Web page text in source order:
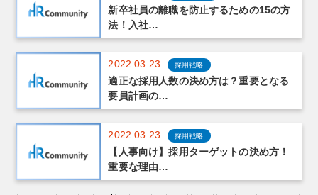
新卒社員の離職を防止するための15の方
法！入社…
2022.03.23 採用戦略
適正な採用人数の決め方は？重要となる
要員計画の…
2022.03.23 採用戦略
【人事向け】採用ターゲットの決め方！
重要な理由…